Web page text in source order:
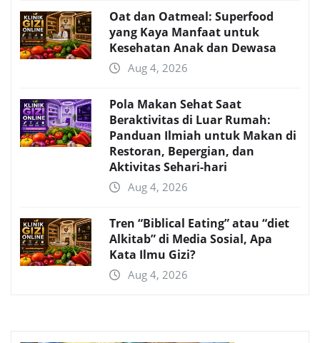
Oat dan Oatmeal: Superfood
yang Kaya Manfaat untuk
Kesehatan Anak dan Dewasa
Aug 4, 2026
Pola Makan Sehat Saat
Beraktivitas di Luar Rumah:
Panduan Ilmiah untuk Makan di
Restoran, Bepergian, dan
Aktivitas Sehari-hari
Aug 4, 2026
Tren “Biblical Eating” atau “diet
Alkitab” di Media Sosial, Apa
Kata Ilmu Gizi?
Aug 4, 2026